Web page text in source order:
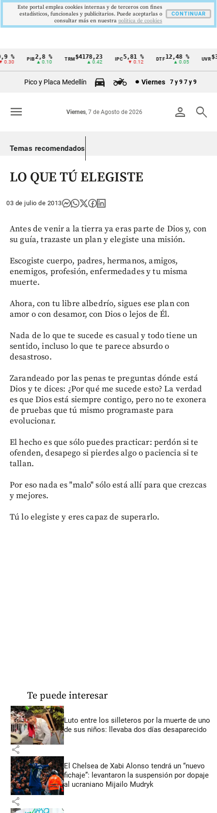
Cintillo
Colombia
% PIB2,8 %
▲ 0.10
TRM$4178,23
▲ 0.42
IPC5,81 %
▼ 0.12
DTF12,48 %
▲ 0.05
UVR
Pico y Placa Medellín Viernes 7 y 9 7 y 9
person search
Viernes, 7 de Agosto de 2026
menu
Temas recomendados
LO QUE TÚ ELEGISTE
03 de julio de 2013
Antes de venir a la tierra ya eras parte de Dios y, con
su guía, trazaste un plan y elegiste una misión.
Escogiste cuerpo, padres, hermanos, amigos,
enemigos, profesión, enfermedades y tu misma
muerte.
Ahora, con tu libre albedrío, sigues ese plan con
amor o con desamor, con Dios o lejos de Él.
Nada de lo que te sucede es casual y todo tiene un
sentido, incluso lo que te parece absurdo o
desastroso.
Zarandeado por las penas te preguntas dónde está
Dios y te dices: ¿Por qué me sucede esto? La verdad
es que Dios está siempre contigo, pero no te exonera
de pruebas que tú mismo programaste para
evolucionar.
El hecho es que sólo puedes practicar: perdón si te
ofenden, desapego si pierdes algo o paciencia si te
tallan.
Por eso nada es "malo" sólo está allí para que crezcas
y mejores.
Tú lo elegiste y eres capaz de superarlo.
Te puede interesar
Luto entre los silleteros por la muerte de uno
de sus niños: llevaba dos días desaparecido
share
El Chelsea de Xabi Alonso tendrá un “nuevo
fichaje”: levantaron la suspensión por dopaje
al ucraniano Mijailo Mudryk
share
Este portal emplea cookies internas y de terceros con fines
estadísticos, funcionales y publicitarios. Puede aceptarlas o
consultar más en nuestra politica de cookies
CONTINUAR